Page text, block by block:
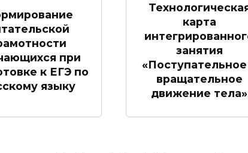
при
к ЕГЭ по
языку
карта
занятия
вращательное
движение тела»